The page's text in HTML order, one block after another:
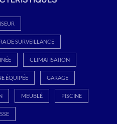
DE SURVEILLANCE
CLIMATISATION
ÉQUIPÉE GARAGE
MEUBLÉ PISCINE